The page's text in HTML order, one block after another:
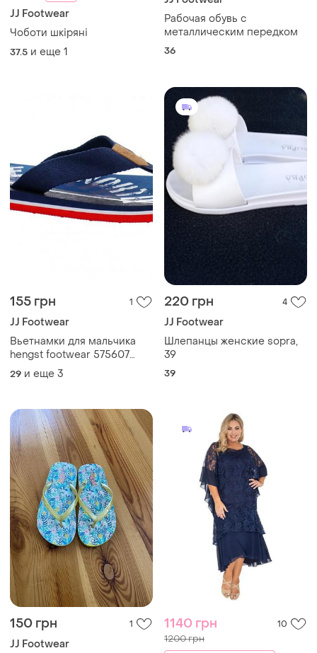
JJ Footwear
Чоботи шкіряні
37.5 и еще 1
Рабочая обувь с
металлическим передком
36
155 грн 1
JJ Footwear
Вьетнамки для мальчика
hengst footwear 575607
темно-синий
29 и еще 3
220 грн 4
JJ Footwear
Шлепанцы женские sopra,
39
39
150 грн 1
JJ Footwear
1140 грн 10
1200 грн